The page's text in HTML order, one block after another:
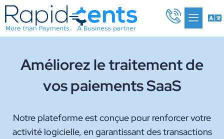
Aller
au
contenu
Améliorez le traitement de
vos paiements SaaS
Notre plateforme est conçue pour renforcer votre
activité logicielle, en garantissant des transactions